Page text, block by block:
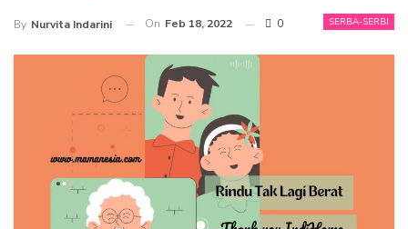
SERBA-SERBI
By Nurvita Indarini On Feb 18, 2022 0